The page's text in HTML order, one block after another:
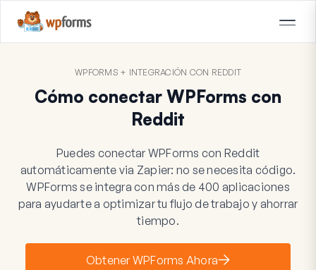
WPFORMS + INTEGRACIÓN CON REDDIT
Cómo conectar WPForms con
Reddit
Puedes conectar WPForms con Reddit
automáticamente via Zapier: no se necesita código.
WPForms se integra con más de 400 aplicaciones
para ayudarte a optimizar tu flujo de trabajo y ahorrar
tiempo.
Obtener WPForms Ahora